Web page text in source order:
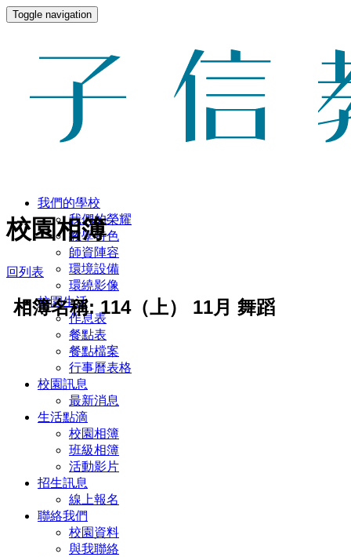
Toggle navigation
我們的學校
我們的榮耀
教學特色
師資陣容
環境設備
環繞影像
校園生活
作息表
餐點表
餐點檔案
行事曆表格
校園訊息
最新消息
生活點滴
校園相簿
班級相簿
活動影片
招生訊息
線上報名
聯絡我們
校園資料
與我聯絡
校園相簿
回列表
相簿名稱: 114（上） 11月 舞蹈